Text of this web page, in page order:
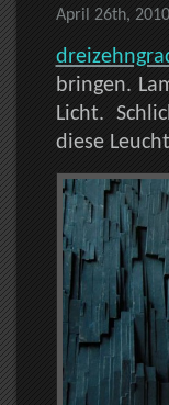
April 26th, 2010
bringen.
Licht.
diese